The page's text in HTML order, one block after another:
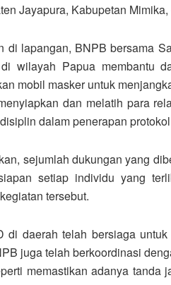
Jayapura, Kabupetan
di lapangan, BNPB bersama
wilayah Papua membantu
mobil masker untuk
dan melatih para
dalam penerapan
sejumlah dukungan yang
setiap individu yang
tersebut.
di daerah telah bersiaga
juga telah berkoordinasi
memastikan adanya tanda